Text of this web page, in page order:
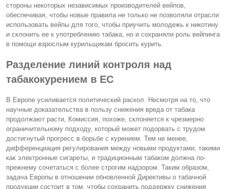
стороны некоторых независимых производителей вейпов,
обеспечивая, чтобы новые правила не только не позволяли отрасли
использовать вейпы для того, чтобы приучить молодежь к никотину
и склонить ее к употреблению табака, но и сохраняли роль вейпинга
в помощи взрослым курильщикам бросить курить.
Разделение линий контроля над
табакокурением в ЕС
В Европе усиливается политический раскол. Несмотря на то, что
научные доказательства в пользу снижения вреда от табака
продолжают расти, Комиссия, похоже, склоняется к чрезмерно
ограничительному подходу, который может подорвать с трудом
достигнутый прогресс в борьбе с курением. Тем не менее,
дифференциация регулирования между новыми продуктами, такими
как электронные сигареты, и традиционным табаком должна по-
прежнему сочетаться с более строгим надзором. Таким образом,
задача Европы в отношении обновленной Директивы о табачной
продукции состоит в том, чтобы сохранить поддержку снижения